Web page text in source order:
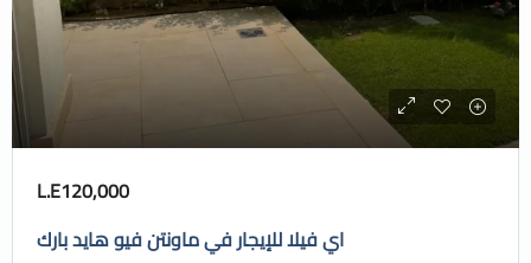
L.E120,000
اي فيلا للإيجار في ماونتن فيو هايد بارك